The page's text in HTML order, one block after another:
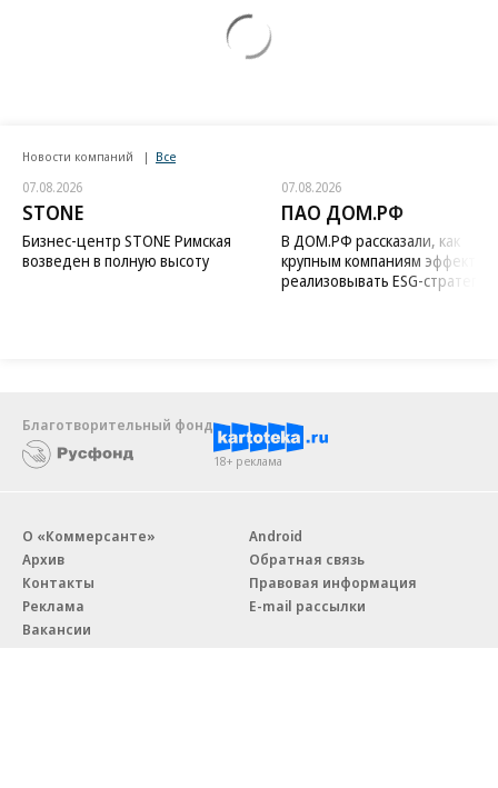
Новости компаний Все
07.08.2026
STONE
Бизнес-центр STONE Римская
возведен в полную высоту
07.08.2026
ПАО ДОМ.РФ
В ДОМ.РФ рассказали, как
крупным компаниям
реализовывать ESG-стратегию
Благотворительный фонд
18+ реклама
О «Коммерсанте»
Архив
Контакты
Реклама
Вакансии
Android
Обратная связь
Правовая информация
E-mail рассылки